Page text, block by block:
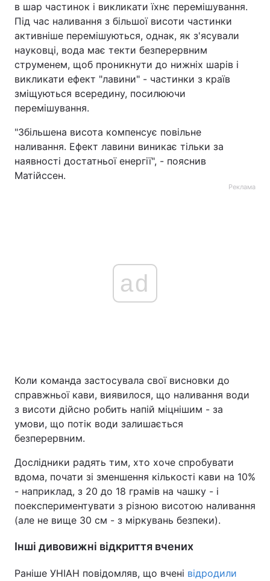
в шар частинок і викликати їхнє перемішування.
Під час наливання з більшої висоти частинки
активніше перемішуються, однак, як з'ясували
науковці, вода має текти безперервним
струменем, щоб проникнути до нижніх шарів і
викликати ефект "лавини" - частинки з країв
зміщуються всередину, посилюючи
перемішування.
"Збільшена висота компенсує повільне
наливання. Ефект лавини виникає тільки за
наявності достатньої енергії", - пояснив
Матійссен.
Реклама
ad
Коли команда застосувала свої висновки до
справжньої кави, виявилося, що наливання води
з висоти дійсно робить напій міцнішим - за
умови, що потік води залишається
безперервним.
Дослідники радять тим, хто хоче спробувати
вдома, почати зі зменшення кількості кави на 10%
- наприклад, з 20 до 18 грамів на чашку - і
поекспериментувати з різною висотою наливання
(але не вище 30 см - з міркувань безпеки).
Інші дивовижні відкриття вчених
Раніше УНІАН повідомляв, що вчені відродили